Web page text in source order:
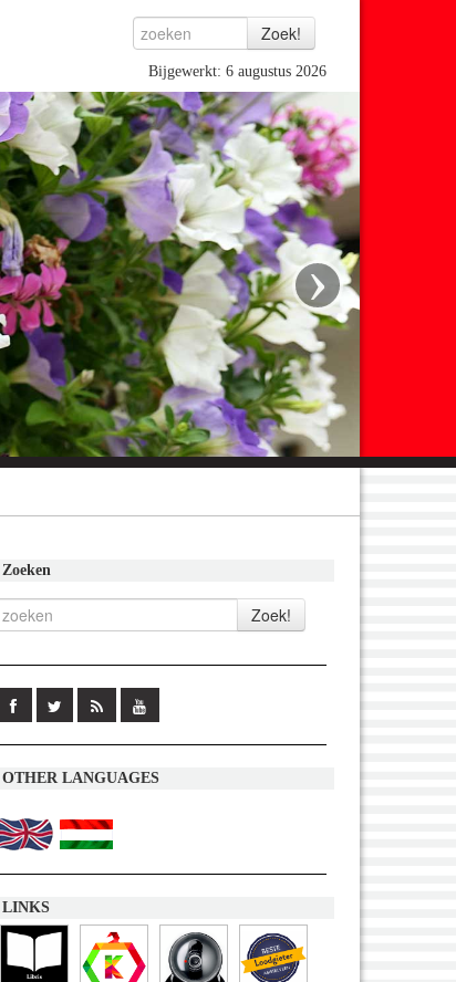
Bijgewerkt: 6 augustus 2026
›
Zoeken
OTHER LANGUAGES
LINKS